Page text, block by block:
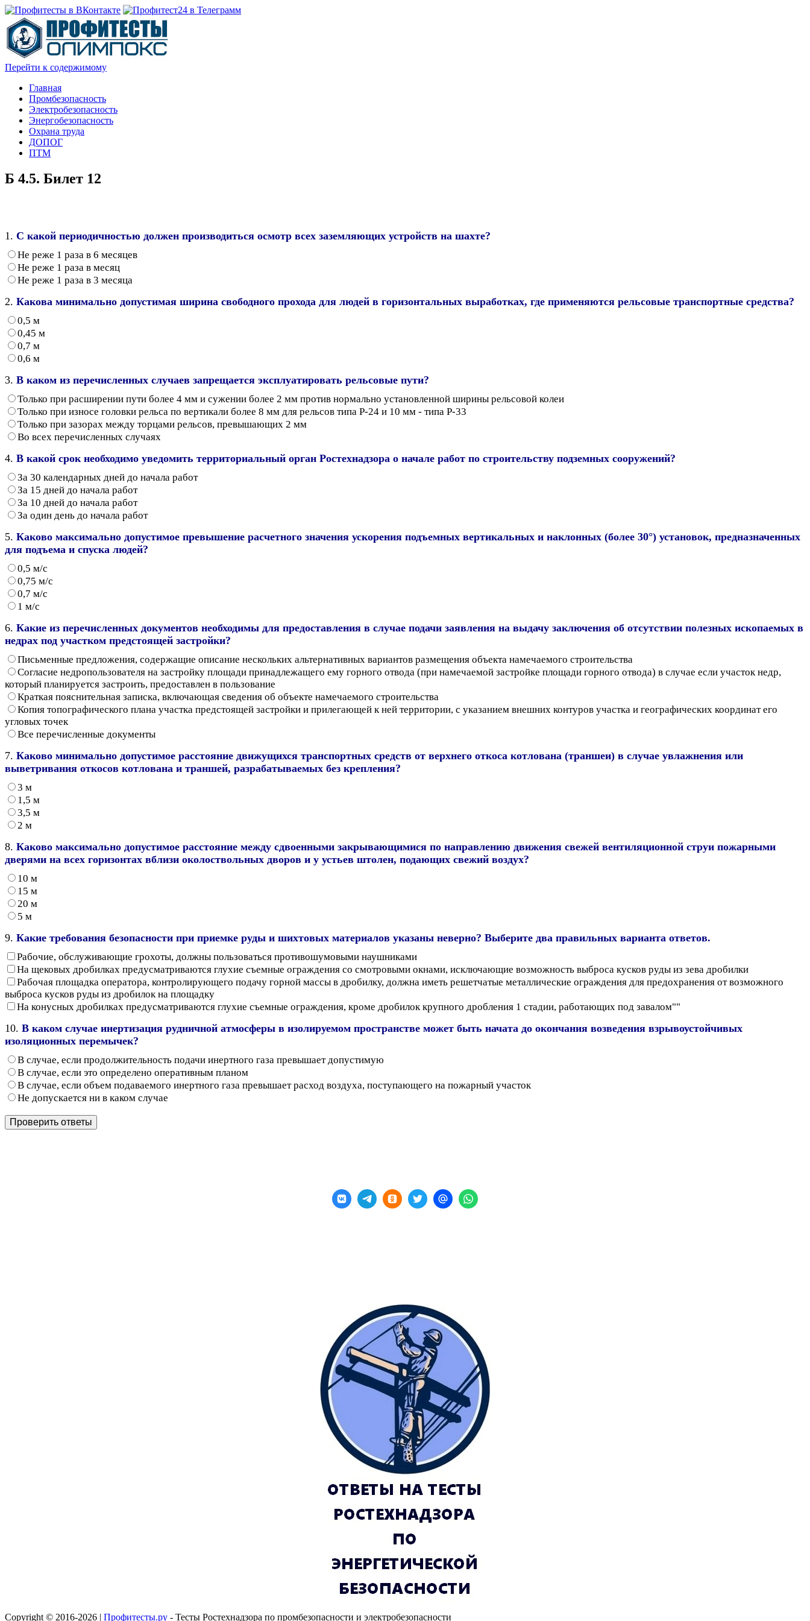
Перейти к содержимому
Главная
Промбезопасность
Электробезопасность
Энергобезопасность
Охрана труда
ДОПОГ
ПТМ
Б 4.5. Билет 12
1. С какой периодичностью должен производиться осмотр всех заземляющих устройств на шахте?
Не реже 1 раза в 6 месяцев
Не реже 1 раза в месяц
Не реже 1 раза в 3 месяца
2. Какова минимально допустимая ширина свободного прохода для людей в горизонтальных выработках, где применяются рельсовые транспортные средства?
0,5 м
0,45 м
0,7 м
0,6 м
3. В каком из перечисленных случаев запрещается эксплуатировать рельсовые пути?
Только при расширении пути более 4 мм и сужении более 2 мм против нормально установленной ширины рельсовой колеи
Только при износе головки рельса по вертикали более 8 мм для рельсов типа Р-24 и 10 мм - типа Р-33
Только при зазорах между торцами рельсов, превышающих 2 мм
Во всех перечисленных случаях
4. В какой срок необходимо уведомить территориальный орган Ростехнадзора о начале работ по строительству подземных сооружений?
За 30 календарных дней до начала работ
За 15 дней до начала работ
За 10 дней до начала работ
За один день до начала работ
5. Каково максимально допустимое превышение расчетного значения ускорения подъемных вертикальных и наклонных (более 30°) установок, предназначенных
для подъема и спуска людей?
0,5 м/с
0,75 м/с
0,7 м/с
1 м/с
6. Какие из перечисленных документов необходимы для предоставления в случае подачи заявления на выдачу заключения об отсутствии полезных ископаемых в
недрах под участком предстоящей застройки?
Письменные предложения, содержащие описание нескольких альтернативных вариантов размещения объекта намечаемого строительства
Согласие недропользователя на застройку площади принадлежащего ему горного отвода (при намечаемой застройке площади горного отвода) в случае если участок недр,
который планируется застроить, предоставлен в пользование
Краткая пояснительная записка, включающая сведения об объекте намечаемого строительства
Копия топографического плана участка предстоящей застройки и прилегающей к ней территории, с указанием внешних контуров участка и географических координат его
угловых точек
Все перечисленные документы
7. Каково минимально допустимое расстояние движущихся транспортных средств от верхнего откоса котлована (траншеи) в случае увлажнения или
выветривания откосов котлована и траншей, разрабатываемых без крепления?
3 м
1,5 м
3,5 м
2 м
8. Каково максимально допустимое расстояние между сдвоенными закрывающимися по направлению движения свежей вентиляционной струи пожарными
дверями на всех горизонтах вблизи околоствольных дворов и у устьев штолен, подающих свежий воздух?
10 м
15 м
20 м
5 м
9. Какие требования безопасности при приемке руды и шихтовых материалов указаны неверно? Выберите два правильных варианта ответов.
Рабочие, обслуживающие грохоты, должны пользоваться противошумовыми наушниками
На щековых дробилках предусматриваются глухие съемные ограждения со смотровыми окнами, исключающие возможность выброса кусков руды из зева дробилки
Рабочая площадка оператора, контролирующего подачу горной массы в дробилку, должна иметь решетчатые металлические ограждения для предохранения от возможного
выброса кусков руды из дробилок на площадку
На конусных дробилках предусматриваются глухие съемные ограждения, кроме дробилок крупного дробления 1 стадии, работающих под завалом""
10. В каком случае инертизация рудничной атмосферы в изолируемом пространстве может быть начата до окончания возведения взрывоустойчивых
изоляционных перемычек?
В случае, если продолжительность подачи инертного газа превышает допустимую
В случае, если это определено оперативным планом
В случае, если объем подаваемого инертного газа превышает расход воздуха, поступающего на пожарный участок
Не допускается ни в каком случае
Copyright © 2016-2026 | Профитесты.ру - Тесты Ростехнадзора по промбезопасности и электробезопасности